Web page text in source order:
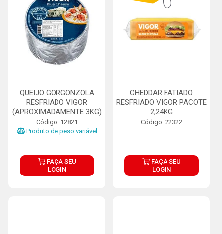
QUEIJO GORGONZOLA
RESFRIADO VIGOR
(APROXIMADAMENTE 3KG)
Código: 12821
Produto de peso variável
FAÇA SEU
LOGIN
CHEDDAR FATIADO
RESFRIADO VIGOR PACOTE
2,24KG
Código: 22322
FAÇA SEU
LOGIN